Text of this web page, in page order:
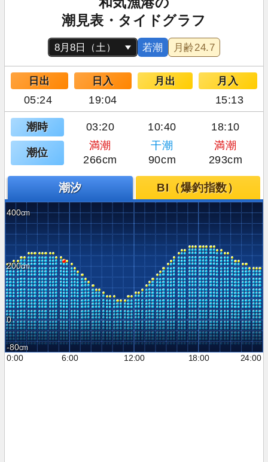
潮見表・タイドグラフ
若潮 月齢24.7
日出 日入 月出 月入
05:24 19:04 15:13
潮時 03:20 10:40 18:10
潮位
満潮 干潮
満潮
266cm
90cm 293cm
潮汐 BI（爆釣指数）
400
200
0
-80
0:00
6:00 12:00 18:00 24:00